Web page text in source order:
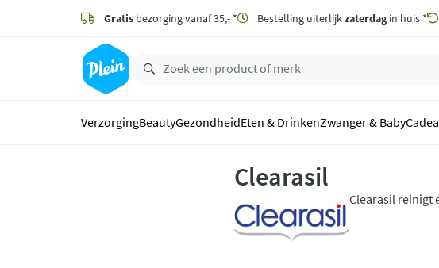
zoeken
hoofdinhoud
Gratis bezorging vanaf 35,- * Bestelling uiterlijkzaterdagin huis *
VerzorgingBeautyGezondheidEten & DrinkenZwanger & Baby
Clearasil
Clearasil reinigt